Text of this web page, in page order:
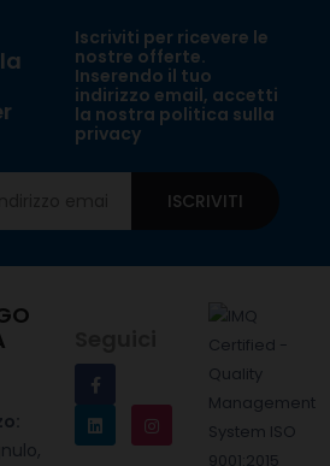
Iscriviti per ricevere le
nostre offerte.
Inserendo il tuo
indirizzo email, accetti
la nostra politica sulla
privacy
ISCRIVITI